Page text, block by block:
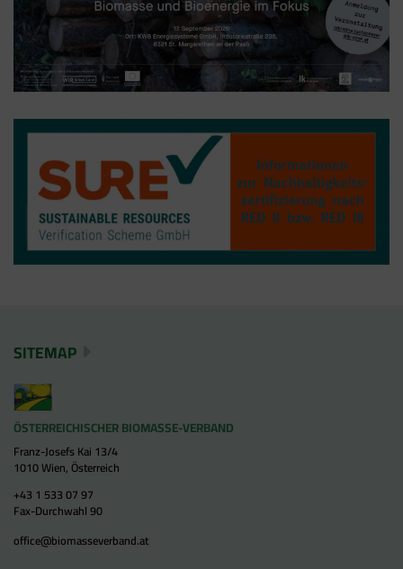
SITEMAP
ÖSTERREICHISCHER BIOMASSE-VERBAND
Franz-Josefs Kai 13/4
1010 Wien, Österreich
+43 1 533 07 97
Fax-Durchwahl 90
office@biomasseverband.at